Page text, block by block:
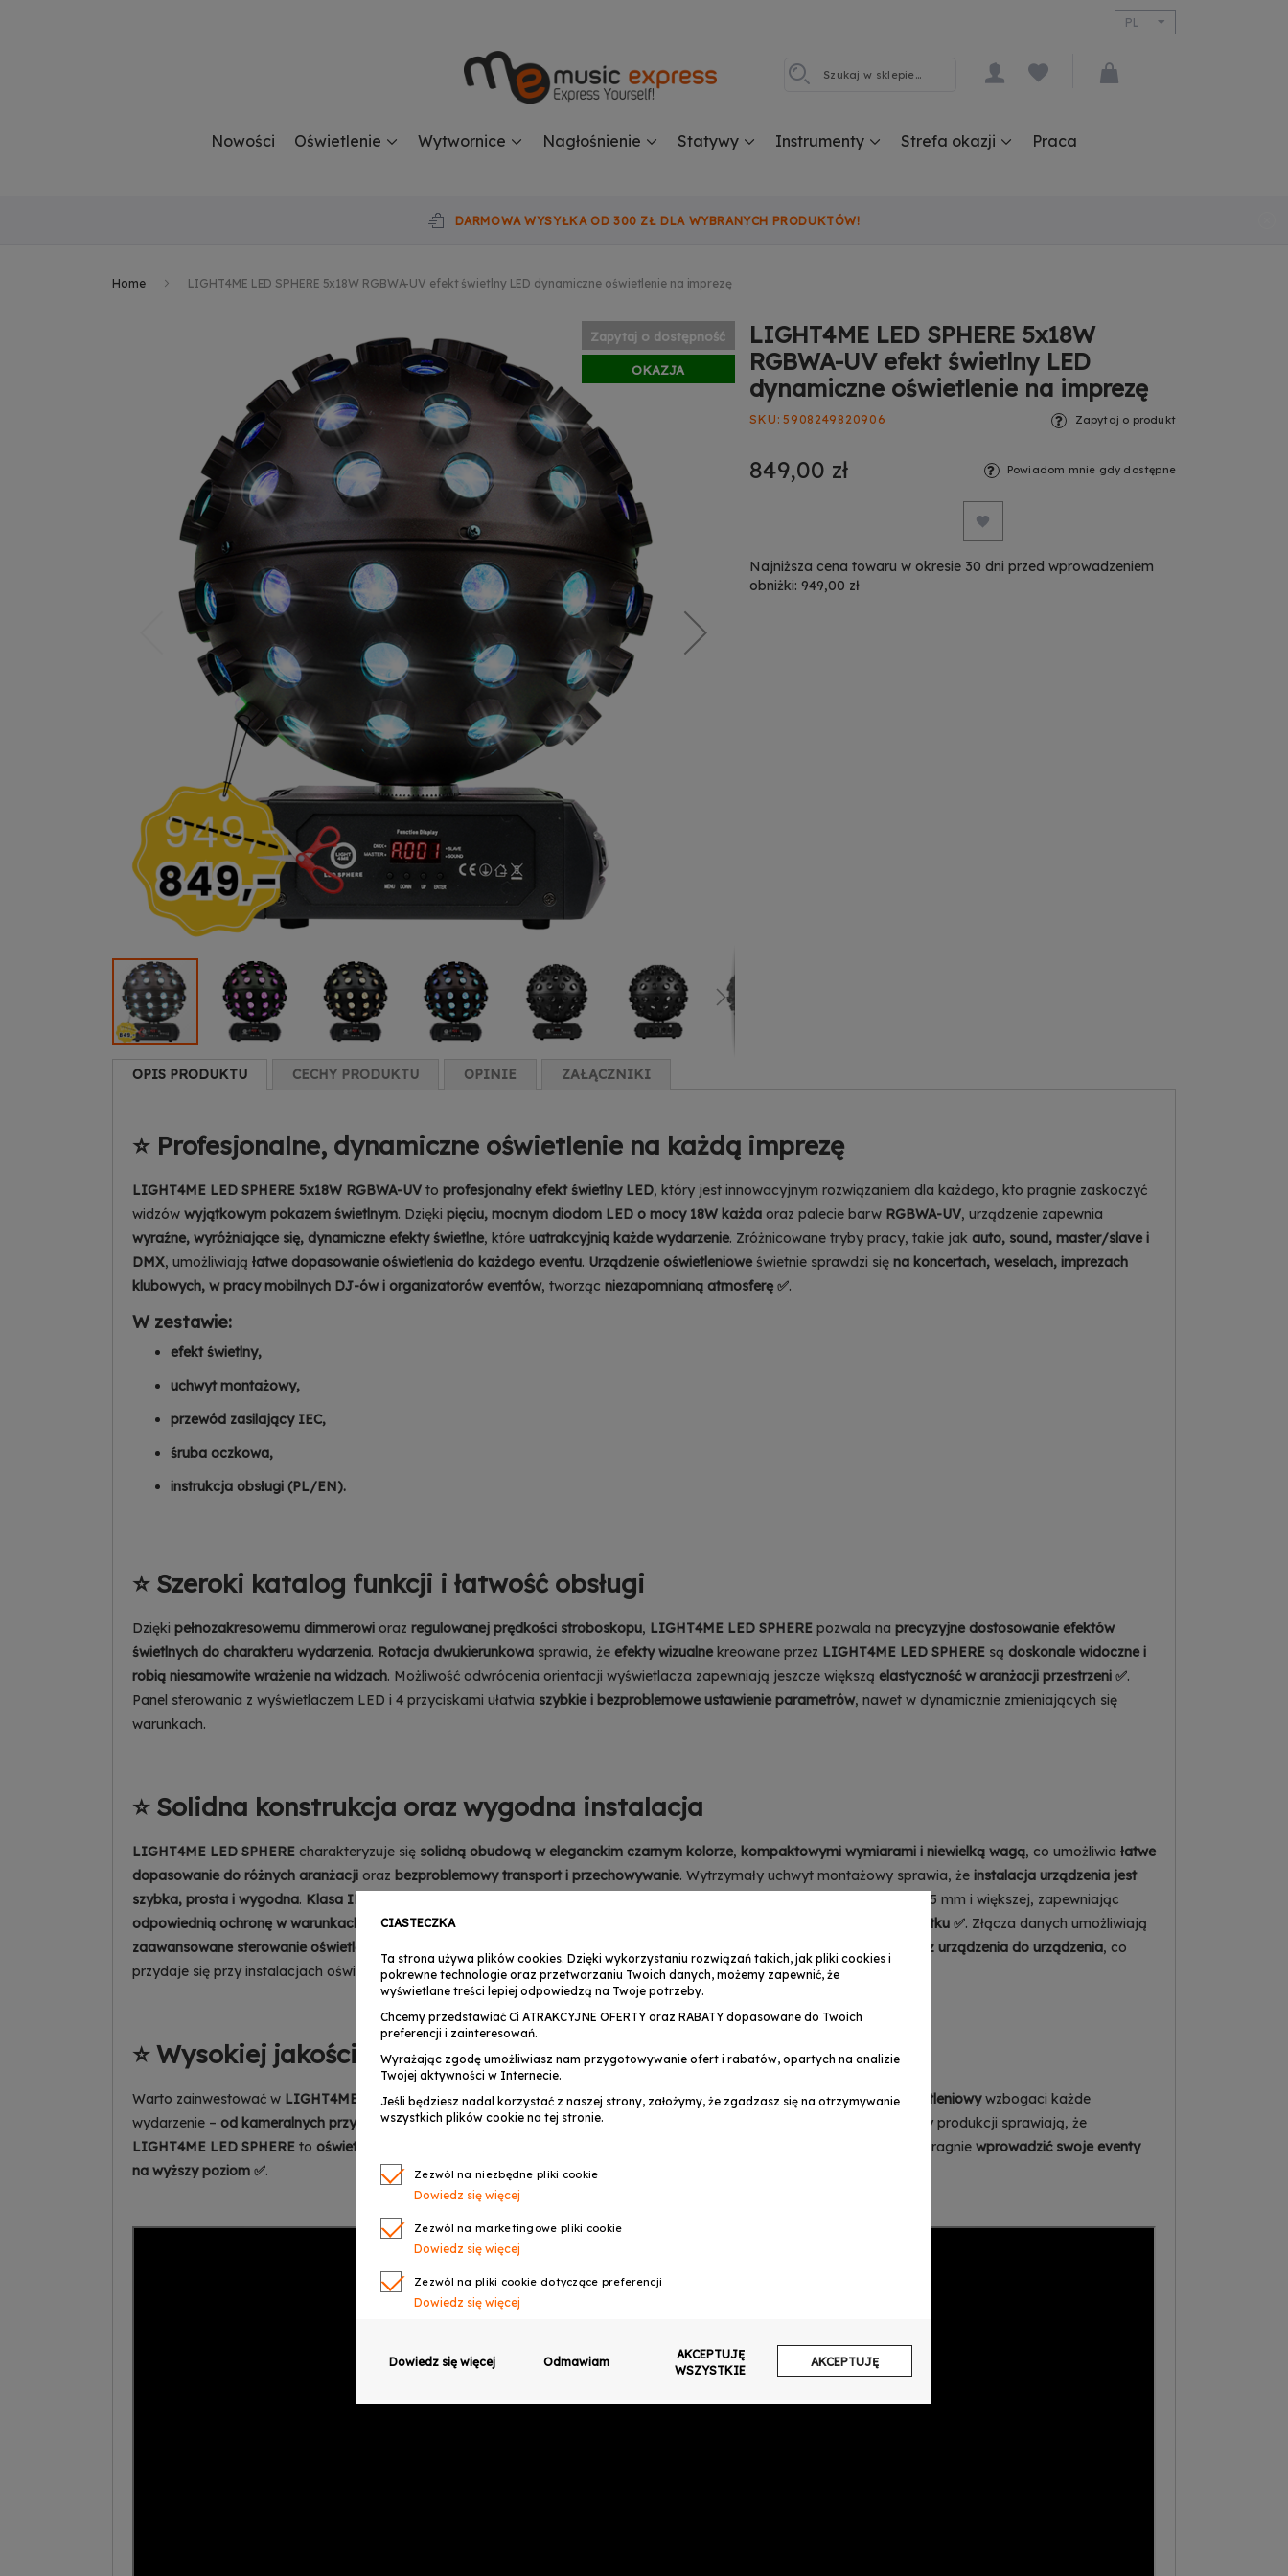
PL
Nowości Oświetlenie Wytwornice Nagłośnienie Statywy Instrumenty Strefa okazji Praca
DARMOWA WYSYŁKA OD 300 ZŁ DLA WYBRANYCH PRODUKTÓW!
Home LIGHT4ME LED SPHERE 5x18W RGBWA-UV efekt świetlny LED dynamiczne oświetlenie na imprezę
Zapytaj o dostępność
OKAZJA
LIGHT4ME LED SPHERE 5x18W
RGBWA-UV efekt świetlny LED
dynamiczne oświetlenie na imprezę
SKU 5908249820906
849,00 zł
Zapytaj o produkt
Powiadom mnie gdy dostępne
Najniższa cena towaru w okresie 30 dni przed wprowadzeniem
obniżki: 949,00 zł
OPIS PRODUKTU
⭐ Profesjonalne, dynamiczne oświetlenie na każdą imprezę
LIGHT4ME LED SPHERE 5x18W RGBWA-UV to profesjonalny efekt świetlny LED, który jest innowacyjnym rozwiązaniem dla każdego, kto pragnie zaskoczyć
widzów wyjątkowym pokazem świetlnym. Dzięki pięciu, mocnym diodom LED o mocy 18W każda oraz palecie barw RGBWA-UV, urządzenie zapewnia
wyraźne, wyróżniające się, dynamiczne efekty świetlne, które uatrakcyjnią każde wydarzenie. Zróżnicowane tryby pracy, takie jak auto, sound, master/slave i
DMX, umożliwiają łatwe dopasowanie oświetlenia do każdego eventu. Urządzenie oświetlenioweświetnie sprawdzi się na koncertach, weselach, imprezach
klubowych, w pracy mobilnych DJ-ów i organizatorów eventów, tworząc niezapomnianą atmosferę ✅.
W zestawie:
efekt świetlny,
uchwyt montażowy,
przewód zasilający IEC,
śruba oczkowa,
instrukcja obsługi (PL/EN).
⭐ Szeroki katalog funkcji i łatwość obsługi
Dzięki pełnozakresowemu dimmerowi oraz regulowanej prędkości stroboskopu, LIGHT4ME LED SPHERE pozwala na precyzyjne dostosowanie efektów
świetlnych do charakteru wydarzenia. Rotacja dwukierunkowa sprawia, że efekty wizualnekreowane przez LIGHT4ME LED SPHERE są doskonale widoczne i
robią niesamowite wrażenie na widzach. Możliwość odwrócenia orientacji wyświetlacza zapewniają jeszcze większą elastyczność w aranżacji przestrzeni ✅.
Panel sterowania z wyświetlaczem LED i 4 przyciskami ułatwia szybkie i bezproblemowe ustawienie parametrów, nawet w dynamicznie zmieniających się
warunkach.
⭐ Solidna konstrukcja oraz wygodna instalacja
LIGHT4ME LED SPHERE charakteryzuje się solidną obudową w eleganckim czarnym kolorze, kompaktowymi wymiarami i niewielką wagą, co umożliwia łatwe
dopasowanie do różnych aranżacji oraz bezproblemowy transport i przechowywanie. Wytrzymały uchwyt montażowy sprawia, że instalacja urządzenia jest
szybka, prosta i wygodna. Klasa IP20
zabezpiecza urządzenie przed wnikaniem do niego stałych ciał obcych o średnicy 12,5 mm i większej, zapewniając
odpowiednią ochronę w warunkach wewnętrznych
idealnym do długookresowego i bezawaryjnego użytku ✅. Złącza danych umożliwiają
zaawansowane sterowanie oświetleniem z pomocą protokołu DMX
podawanie napięcia bezpośrednio z urządzenia do urządzenia, co
przydaje się przy instalacjach oświetleniowych złożonych z wielu urządzeń.
⭐ Wysokiej jakości, nowoczesny efekt świetlny
Warto zainwestować w LIGHT4ME LED SPHERE 5x18W RGBWA-UV, abykażda impreza była niezapomniana.Sprzęt oświetleniowywzbogaci każde
wydarzenie – od kameralnych przyjęć po koncerty.Profesjonalne funkcjeoraz
wykorzystane przy produkcji sprawiają, że
LIGHT4ME LED SPHERE to oświetlenie sceniczne najwyższej klasy dla każdego, kto pragnie wprowadzić swoje eventy
na wyższy poziom ✅.
CECHY PRODUKTU OPINIE ZAŁĄCZNIKI
CIASTECZKA
Ta strona używa plików cookies. Dzięki wykorzystaniu rozwiązań takich, jak pliki cookies i
pokrewne technologie oraz przetwarzaniu Twoich danych, możemy zapewnić, że
wyświetlane treści lepiej odpowiedzą na Twoje potrzeby.
Chcemy przedstawiać Ci ATRAKCYJNE OFERTY oraz RABATY dopasowane do Twoich
preferencji i zainteresowań.
Wyrażając zgodę umożliwiasz nam przygotowywanie ofert i rabatów, opartych na analizie
Twojej aktywności w Internecie.
Jeśli będziesz nadal korzystać z naszej strony, założymy, że zgadzasz się na otrzymywanie
wszystkich plików cookie na tej stronie.
Zezwól na niezbędne pliki cookie
Dowiedz się więcej
Zezwól na marketingowe pliki cookie
Dowiedz się więcej
Zezwól na pliki cookie dotyczące preferencji
Dowiedz się więcej
Dowiedz się więcej
Dowiedz się więcej Odmawiam
AKCEPTUJĘ
WSZYSTKIE
AKCEPTUJĘ